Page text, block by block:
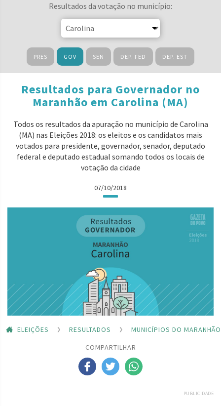
Resultados da votação no município:
PRES GOV SEN DEP. FED DEP. EST
Resultados para Governador no
Maranhão em Carolina (MA)
Todos os resultados da apuração no município de Carolina
(MA) nas Eleições 2018: os eleitos e os candidatos mais
votados para presidente, governador, senador, deputado
federal e deputado estadual somando todos os locais de
votação da cidade
07/10/2018
ELEIÇÕES RESULTADOS
MUNICÍPIOS DO MARANHÃO
COMPARTILHAR
PUBLICIDADE